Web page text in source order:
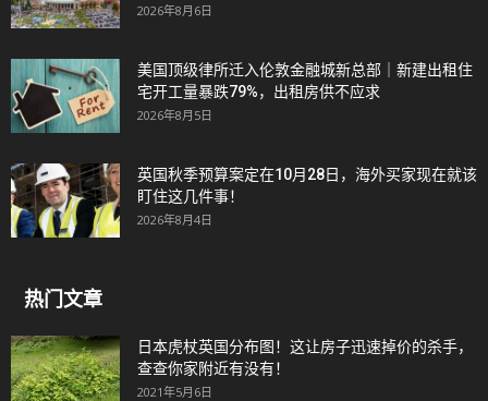
2026年8月6日
美国顶级律所迁入伦敦金融城新总部｜新建出租住
宅开工量暴跌79%，出租房供不应求
2026年8月5日
英国秋季预算案定在10月28日，海外买家现在就该
盯住这几件事！
2026年8月4日
热门文章
日本虎杖英国分布图！这让房子迅速掉价的杀手，
查查你家附近有没有！
2021年5月6日